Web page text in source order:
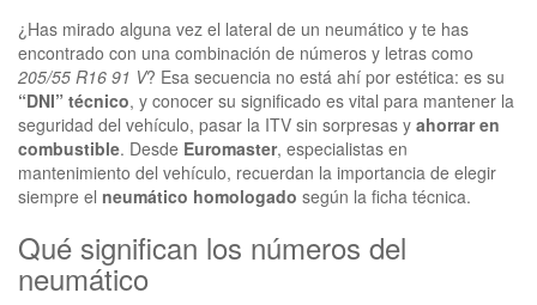
¿Has mirado alguna vez el lateral de un neumático y te has
encontrado con una combinación de números y letras como
205/55 R16 91 V? Esa secuencia no está ahí por estética: es su
“DNI” técnico, y conocer su significado es vital para mantener la
seguridad del vehículo, pasar la ITV sin sorpresas y ahorrar en
combustible. Desde Euromaster, especialistas en
mantenimiento del vehículo, recuerdan la importancia de elegir
siempre el neumático homologado según la ficha técnica.
Qué significan los números del
neumático